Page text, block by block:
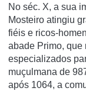
No séc. X, a sua
Mosteiro atingiu
fiéis e ricos-
abade Primo, que
especializados
muçulmana de
após 1064, a